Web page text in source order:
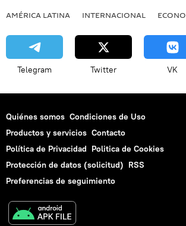
AMÉRICA LATINA INTERNACIONAL
Telegram Twitter VK
Quiénes somos Condiciones de Uso
Productos y servicios Contacto
Política de Privacidad Politica de Cookies
Protección de datos (solicitud) RSS
Preferencias de seguimiento